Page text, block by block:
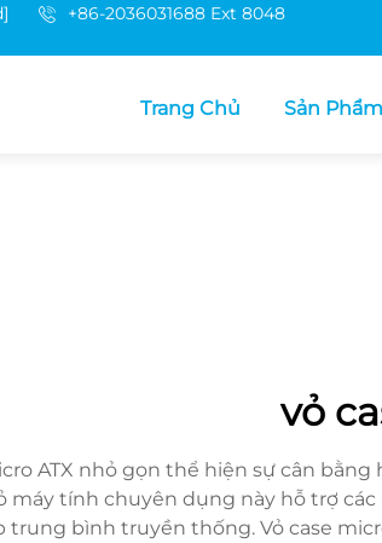
+86-2036031688 Ext 8048
Trang Chủ Sản Phẩm
vỏ
ATX nhỏ gọn thể hiện sự cân
máy tính chuyên dụng này hỗ trợ
trung bình truyền thống. Vỏ case